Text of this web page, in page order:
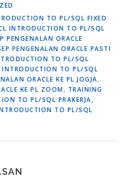
TO PL/SQL FIXED
INTRODUCTION TO PL/SQL
PENGENALAN ORACLE
PENGENALAN ORACLE PASTI
TO PL/SQL
INTRODUCTION TO PL/SQL
ORACLE KE PL JOGJA,
KE PL ZOOM, TRAINING
TO PL/SQL PRAKERJA,
TO PL/SQL